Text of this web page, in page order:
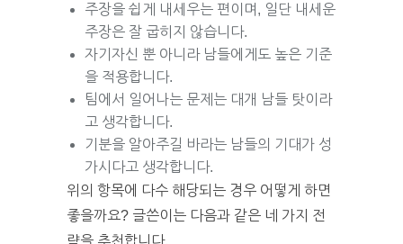
주장을 쉽게 내세우는 편이며, 일단 내세운
주장은 잘 굽히지 않습니다.
자기자신 뿐 아니라 남들에게도 높은 기준
을 적용합니다.
팀에서 일어나는 문제는 대개 남들 탓이라
고 생각합니다.
기분을 알아주길 바라는 남들의 기대가 성
가시다고 생각합니다.
위의 항목에 다수 해당되는 경우 어떻게 하면
좋을까요? 글쓴이는 다음과 같은 네 가지 전
략을 추천합니다.